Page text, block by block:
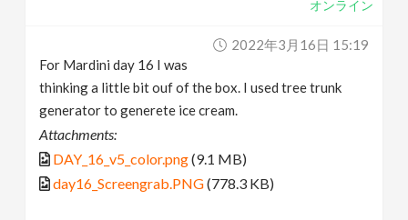
オンライン
2022年3月16日 15:19
For Mardini day 16 I was
thinking a little bit ouf of the box. I used tree trunk
generator to generete ice cream.
Attachments:
DAY_16_v5_color.png(9.1 MB)
day16_Screengrab.PNG(778.3 KB)